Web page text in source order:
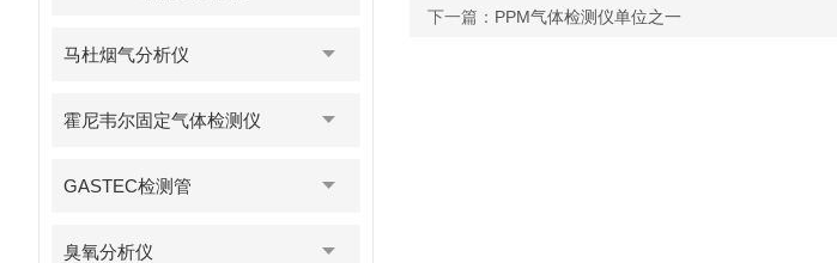
马杜烟气分析仪
霍尼韦尔固定气体检测仪
GASTEC检测管
臭氧分析仪
下一篇： PPM气体检测仪单位之一